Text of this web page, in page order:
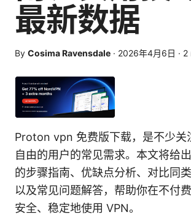
最新数据
By Cosima Ravensdale · 2026年4月6日 · 2
Proton vpn 免费版下载，是不少关
自由的用户的常见需求。本文将给
的步骤指南、优缺点分析、对比同类
以及常见问题解答，帮助你在不付
安全、稳定地使用 VPN。